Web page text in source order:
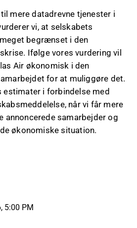
mere datadrevne tjenester i
vi, at selskabets
begrænset i den
Ifølge vores vurdering vil
Air økonomisk i den
for at muliggøre det.
estimater i forbindelse med
når vi får mere
annoncerede samarbejder og
økonomiske situation.
5:00 PM